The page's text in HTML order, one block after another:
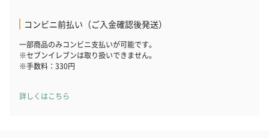
ハンドタオル・ハンカチ
コンビニ前払い（ご入金確認後発送）
一部商品のみコンビニ支払いが可能です。
※セブンイレブンは取り扱いできません。
※手数料：330円
詳しくはこちら